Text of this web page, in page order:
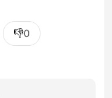
👎0